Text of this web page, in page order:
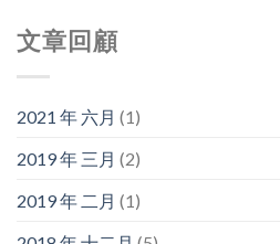
文章回顧
2021 年 六月 (1)
2019 年 三月 (2)
2019 年 二月 (1)